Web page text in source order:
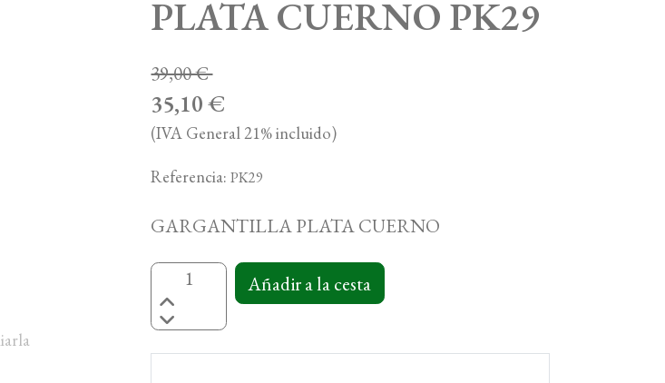
PLATA CUERNO PK29
39,00 €
35,10 €
(IVA General 21% incluido)
Referencia:PK29
GARGANTILLA PLATA CUERNO
Añadir a la cesta